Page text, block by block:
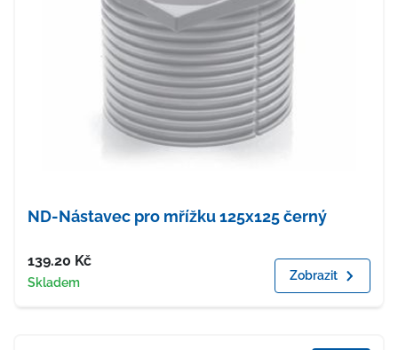
ND-Nástavec pro mřížku 125x125 černý
Cena
139.20 Kč
Dostupnost
Skladem Zobrazit